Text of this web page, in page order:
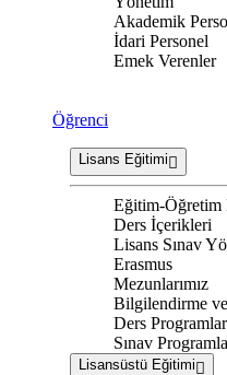
Akademik
İdari Personel
Emek Verenler
Öğrenci
Lisans Eğitimi
Eğitim-Öğretim
Ders İçerikleri
Lisans Sınav
Erasmus
Mezunlarımız
Bilgilendirme
Ders
Sınav
Lisansüstü Eğitimi